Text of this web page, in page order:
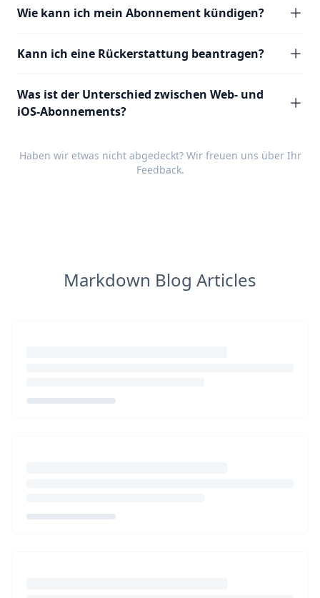
Wie kann ich mein Abonnement kündigen?
Kann ich eine Rückerstattung beantragen?
Was ist der Unterschied zwischen Web- und
iOS-Abonnements?
Haben wir etwas nicht abgedeckt? Wir freuen uns über Ihr
Feedback.
Markdown Blog Articles